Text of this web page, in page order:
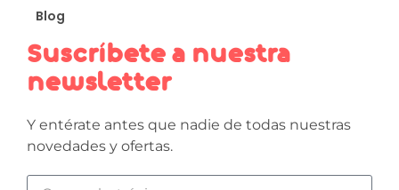
Blog
Suscríbete a nuestra
newsletter
Y entérate antes que nadie de todas nuestras
novedades y ofertas.